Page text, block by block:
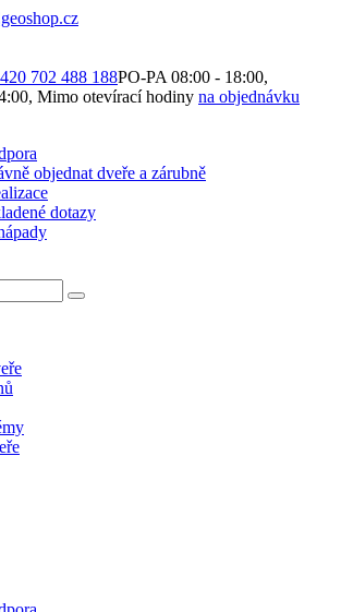
702 488 188PO-PA 08:00 - 18:00,
Mimo otevírací hodiny na objednávku
objednat dveře a zárubně
dotazy